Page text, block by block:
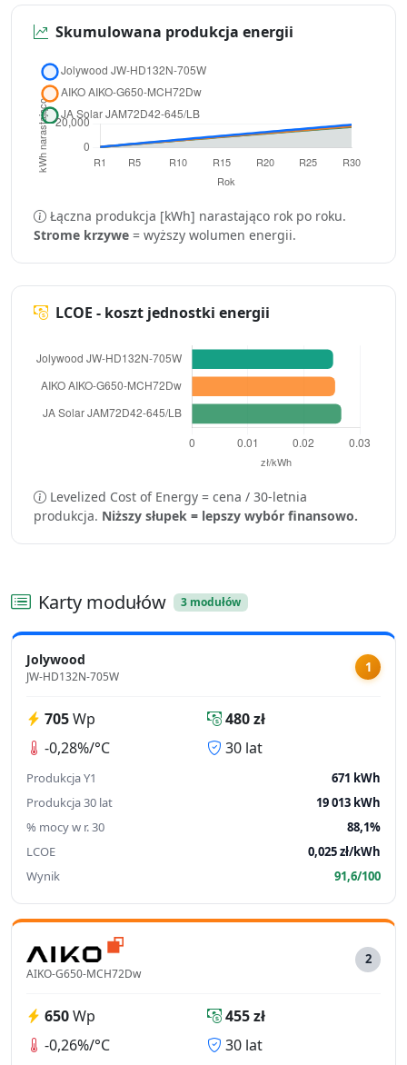
Skumulowana produkcja energii
Łączna produkcja [kWh] narastająco rok po roku.
Strome krzywe = wyższy wolumen energii.
LCOE - koszt jednostki energii
Levelized Cost of Energy = cena / 30-letnia
produkcja. Niższy słupek = lepszy wybór finansowo.
Karty modułów 3 modułów
Jolywood
JW-HD132N-705W
1
705Wp
480 zł
-0,28%/°C
30 lat
Produkcja Y1
671 kWh
Produkcja 30 lat
19 013 kWh
% mocy w r. 30
88,1%
LCOE
0,025 zł/kWh
Wynik
91,6/100
AIKO-G650-MCH72Dw
2
650Wp
455 zł
-0,26%/°C
30 lat